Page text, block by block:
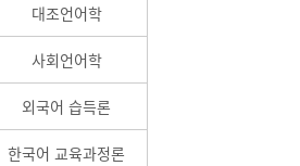
대조언어학
사회언어학
외국어 습득론
한국어 교육과정론